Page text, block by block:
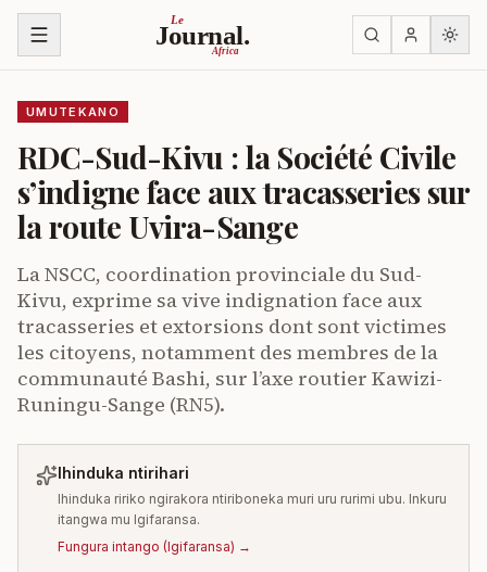
Ja ku biri muri urupapuro
Le
Journal.
Africa
UMUTEKANO
RDC-Sud-Kivu : la Société Civile
s’indigne face aux tracasseries sur
la route Uvira-Sange
La NSCC, coordination provinciale du Sud-
Kivu, exprime sa vive indignation face aux
tracasseries et extorsions dont sont victimes
les citoyens, notamment des membres de la
communauté Bashi, sur l’axe routier Kawizi-
Runingu-Sange (RN5).
Ihinduka ntirihari
Ihinduka ririko ngirakora ntiriboneka muri uru rurimi ubu. Inkuru
itangwa mu Igifaransa.
Fungura intango (Igifaransa) →